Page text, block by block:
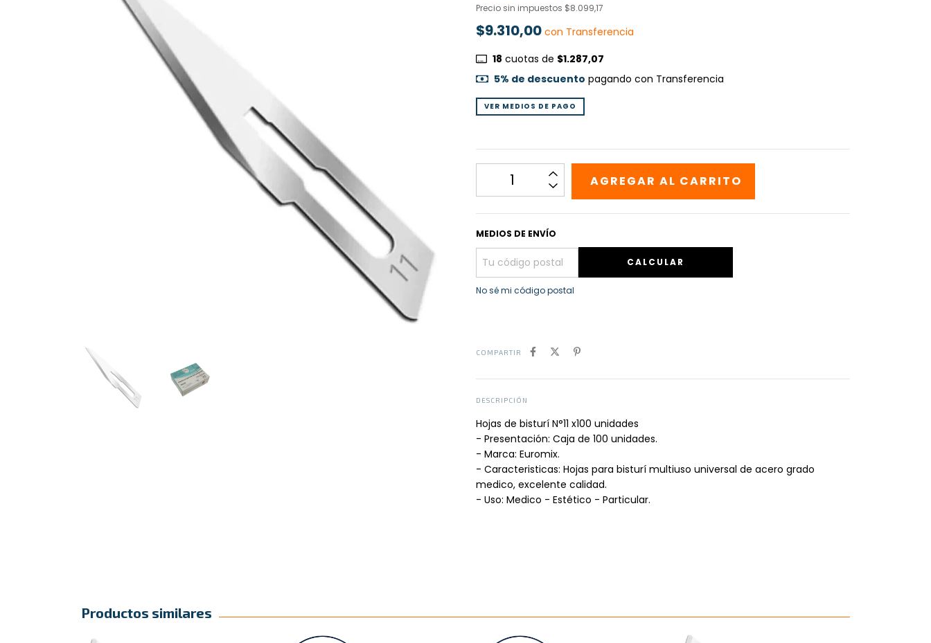
Precio sin impuestos $8.099,17
$9.310,00 con Transferencia
18 cuotas de $1.287,07
5% de descuento pagando con Transferencia
VER MEDIOS DE PAGO
MEDIOS DE ENVÍO
CALCULAR
No sé mi código postal
COMPARTIR
DESCRIPCIÓN
Hojas de bisturí N°11 x100 unidades
- Presentación: Caja de 100 unidades.
- Marca: Euromix.
- Caracteristicas: Hojas para bisturí multiuso universal de acero grado
medico, excelente calidad.
- Uso: Medico - Estético - Particular.
Productos similares